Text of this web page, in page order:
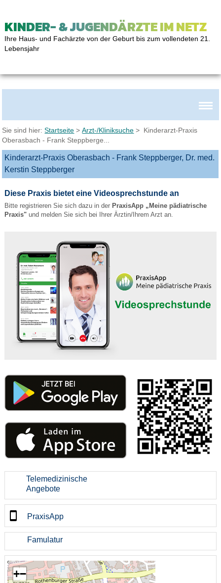
KINDER- & JUGENDÄRZTE IM NETZ
Ihre Haus- und Fachärzte von der Geburt bis zum vollendeten 21.
Lebensjahr
Sie sind hier:Startseite >Arzt-/Kliniksuche > Kinderarzt-Praxis
Oberasbach - Frank Steppberge...
Kinderarzt-Praxis Oberasbach - Frank Steppberger, Dr. med.
Kerstin Steppberger
Diese Praxis bietet eine Videosprechstunde an
Bitte registrieren Sie sich dazu in der PraxisApp „Meine pädiatrische
Praxis"und melden Sie sich bei Ihrer Ärztin/Ihrem Arzt an.
Telemedizinische
Angebote
PraxisApp
Famulatur
+−